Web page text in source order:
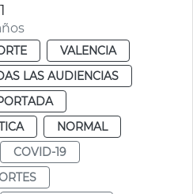
VALENCIA
LAS AUDIENCIAS
NORMAL
COVID-19